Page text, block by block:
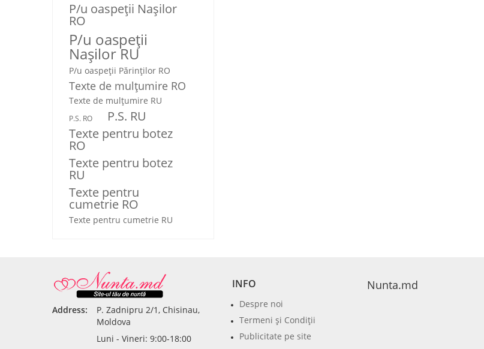
P/u oaspeții Nașilor
RO
P/u oaspeții
Nașilor RU
P/u oaspeţii Părinţilor RO
Texte de mulţumire RO
Texte de mulţumire RU
P.S. RO
P.S. RU
Texte pentru botez
RO
Texte pentru botez
RU
Texte pentru
cumetrie RO
Texte pentru cumetrie RU
Address:
P. Zadnipru 2/1, Chisinau,
Moldova
Luni - Vineri: 9:00-18:00
INFO
Despre noi
Termeni şi Condiţii
Publicitate pe site
Nunta.md